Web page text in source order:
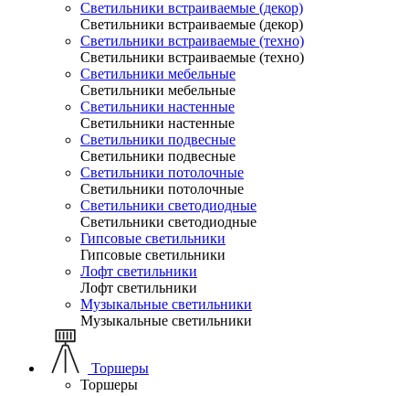
Светильники встраиваемые (декор)
Светильники встраиваемые (декор)
Светильники встраиваемые (техно)
Светильники встраиваемые (техно)
Светильники мебельные
Светильники мебельные
Светильники настенные
Светильники настенные
Светильники подвесные
Светильники подвесные
Светильники потолочные
Светильники потолочные
Светильники светодиодные
Светильники светодиодные
Гипсовые светильники
Гипсовые светильники
Лофт светильники
Лофт светильники
Музыкальные светильники
Музыкальные светильники
Торшеры
Торшеры